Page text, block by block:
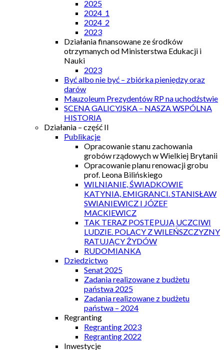
2025
2024_1
2024_2
2023
Działania finansowane ze środków
otrzymanych od Ministerstwa Edukacji i
Nauki
2023
Być albo nie być – zbiórka pieniędzy oraz
darów
Mauzoleum Prezydentów RP na uchodźstwie
SCENA GALICYJSKA – NASZA WSPÓLNA
HISTORIA
Działania – część II
Publikacje
Opracowanie stanu zachowania
grobów rządowych w Wielkiej Brytanii
Opracowanie planu renowacji grobu
prof. Leona Bilińskiego
WILNIANIE, ŚWIADKOWIE
KATYNIA, EMIGRANCI. STANISŁAW
SWIANIEWICZ I JÓZEF
MACKIEWICZ
TAK TERAZ POSTĘPUJĄ UCZCIWI
LUDZIE. POLACY Z WILEŃSZCZYZNY
RATUJĄCY ŻYDÓW
RUDOMIANKA
Dziedzictwo
Senat 2025
Zadania realizowane z budżetu
państwa 2025
Zadania realizowane z budżetu
państwa – 2024
Regranting
Regranting 2023
Regranting 2022
Inwestycje